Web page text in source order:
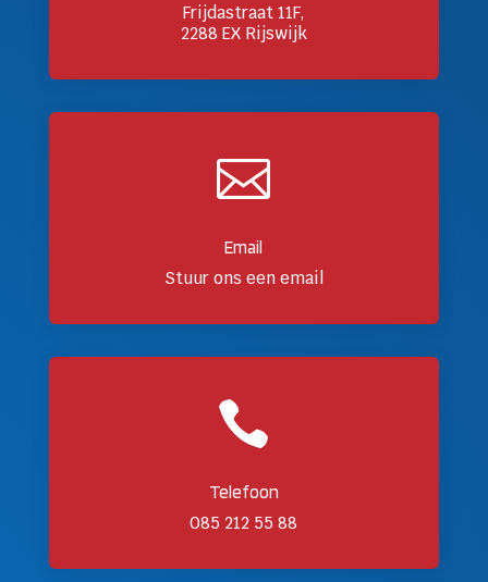
Frijdastraat 11F,
2288 EX Rijswijk

Email
Stuur ons een email

Telefoon
085 212 55 88